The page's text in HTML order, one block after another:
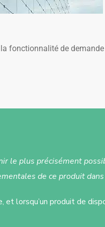
fonctionnalité de
le plus précisément
de ce produit dans
lorsqu’un produit de